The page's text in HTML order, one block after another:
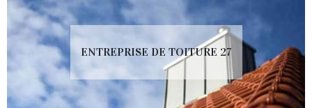
ENTREPRISE DE TOITURE 27